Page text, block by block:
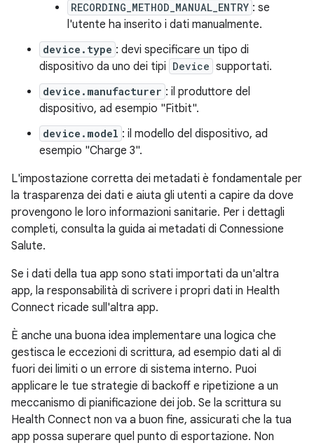
RECORDING_METHOD_MANUAL_ENTRY : se
l'utente ha inserito i dati manualmente.
device.type : devi specificare un tipo di
dispositivo da uno dei tipi Device supportati.
device.manufacturer : il produttore del
dispositivo, ad esempio "Fitbit".
device.model : il modello del dispositivo, ad
esempio "Charge 3".
L'impostazione corretta dei metadati è fondamentale per
la trasparenza dei dati e aiuta gli utenti a capire da dove
provengono le loro informazioni sanitarie. Per i dettagli
completi, consulta la guida ai metadati di Connessione
Salute.
Se i dati della tua app sono stati importati da un'altra
app, la responsabilità di scrivere i propri dati in Health
Connect ricade sull'altra app.
È anche una buona idea implementare una logica che
gestisca le eccezioni di scrittura, ad esempio dati al di
fuori dei limiti o un errore di sistema interno. Puoi
applicare le tue strategie di backoff e ripetizione a un
meccanismo di pianificazione dei job. Se la scrittura su
Health Connect non va a buon fine, assicurati che la tua
app possa superare quel punto di esportazione. Non